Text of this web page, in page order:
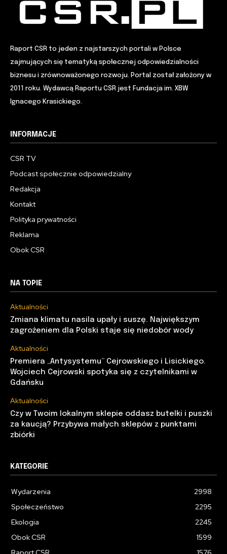
Raport CSR to jeden z najstarszych portali w Polsce
zajmujących się tematyką społecznej odpowiedzialności
biznesu i zrównoważonego rozwoju. Portal został założony w
2011 roku. Wydawcą Raportu CSR jest Fundacja im. XBW
Ignacego Krasickiego.
INFORMACJE
CSR TV
Podcast społecznie odpowiedzialny
Redakcja
Kontakt
Polityka prywatności
Reklama
Obok CSR
NA TOPIE
Aktualności
Zmiana klimatu nasila upały i suszę. Największym
zagrożeniem dla Polski staje się niedobór wody
Aktualności
Premiera „Antysystemu” Cejrowskiego i Lisickiego.
Wojciech Cejrowski spotyka się z czytelnikami w
Gdańsku
Aktualności
Czy w Twoim lokalnym sklepie oddasz butelki i puszki
za kaucją? Przybywa małych sklepów z punktami
zbiórki
KATEGORIE
Wydarzenia
2998
Społeczeństwo
2295
Ekologia
2245
Obok CSR
1599